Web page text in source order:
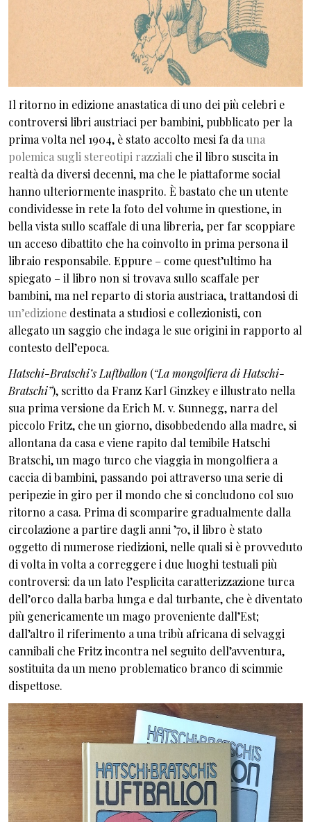
Il ritorno in edizione anastatica di uno dei più celebri e
controversi libri austriaci per bambini, pubblicato per la
prima volta nel 1904, è stato accolto mesi fa da una
polemica sugli stereotipi razziali che il libro suscita in
realtà da diversi decenni, ma che le piattaforme social
hanno ulteriormente inasprito. È bastato che un utente
condividesse in rete la foto del volume in questione, in
bella vista sullo scaffale di una libreria, per far scoppiare
un acceso dibattito che ha coinvolto in prima persona il
libraio responsabile. Eppure – come quest’ultimo ha
spiegato – il libro non si trovava sullo scaffale per
bambini, ma nel reparto di storia austriaca, trattandosi di
un’edizione destinata a studiosi e collezionisti, con
allegato un saggio che indaga le sue origini in rapporto al
contesto dell’epoca.
Hatschi-Bratschi’s Luftballon (“La mongolfiera di Hatschi-
Bratschi”), scritto da Franz Karl Ginzkey e illustrato nella
sua prima versione da Erich M. v. Sunnegg, narra del
piccolo Fritz, che un giorno, disobbedendo alla madre, si
allontana da casa e viene rapito dal temibile Hatschi
Bratschi, un mago turco che viaggia in mongolfiera a
caccia di bambini, passando poi attraverso una serie di
peripezie in giro per il mondo che si concludono col suo
ritorno a casa. Prima di scomparire gradualmente dalla
circolazione a partire dagli anni ’70, il libro è stato
oggetto di numerose riedizioni, nelle quali si è provveduto
di volta in volta a correggere i due luoghi testuali più
controversi: da un lato l’esplicita caratterizzazione turca
dell’orco dalla barba lunga e dal turbante, che è diventato
più genericamente un mago proveniente dall’Est;
dall’altro il riferimento a una tribù africana di selvaggi
cannibali che Fritz incontra nel seguito dell’avventura,
sostituita da un meno problematico branco di scimmie
dispettose.